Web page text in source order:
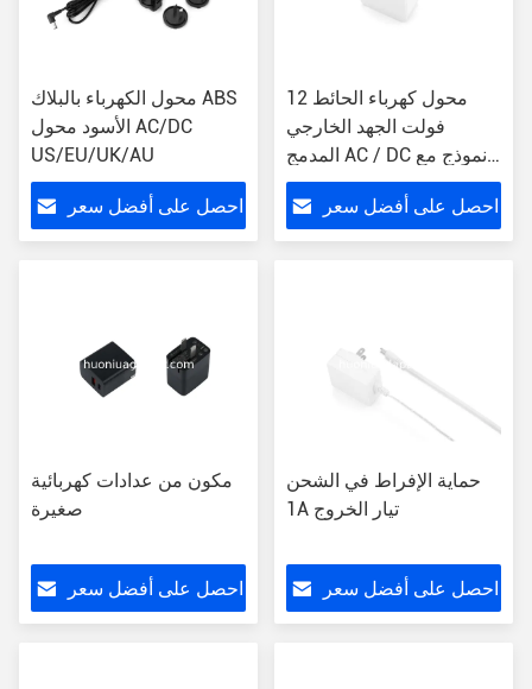
محول الكهرباء بالبلاك ABS
الأسود محول AC/DC
US/EU/UK/AU
احصل على أفضل سعر
محول كهرباء الحائط 12
فولت الجهد الخارجي
المدمج AC / DC نموذج مع
1A التيار
احصل على أفضل سعر
مكون من عدادات كهربائية
صغيرة
احصل على أفضل سعر
حماية الإفراط في الشحن
1A تيار الخروج
احصل على أفضل سعر